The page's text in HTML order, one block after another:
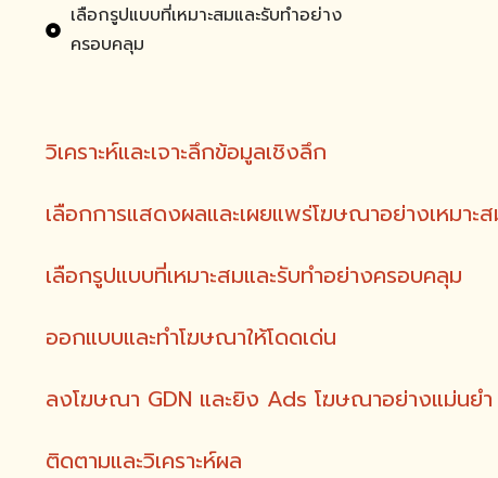
เลือกรูปแบบที่เหมาะสมและรับทำอย่าง
ครอบคลุม
วิเคราะห์และเจาะลึกข้อมูลเชิงลึก
เลือกการแสดงผลและเผยแพร่โฆษณาอย่างเหมาะ
เลือกรูปแบบที่เหมาะสมและรับทำอย่างครอบคลุม
ออกแบบและทำโฆษณาให้โดดเด่น
ลงโฆษณา GDN และยิง Ads โฆษณาอย่างแม่นยำ
ติดตามและวิเคราะห์ผล